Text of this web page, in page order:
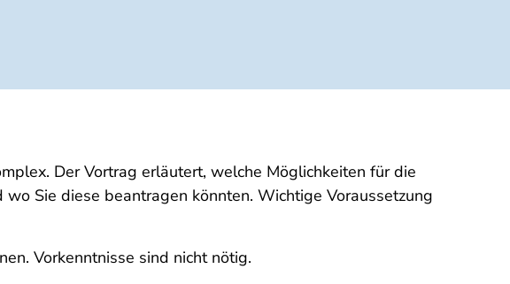
Der Vortrag erläutert, welche Möglichkeiten für die
Sie diese beantragen könnten. Wichtige Voraussetzung
Vorkenntnisse sind nicht nötig.